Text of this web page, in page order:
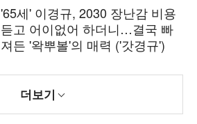
'65세' 이경규, 2030 장난감 비용
듣고 어이없어 하더니…결국 빠
져든 '왁뿌볼'의 매력 ('갓경규')
더보기